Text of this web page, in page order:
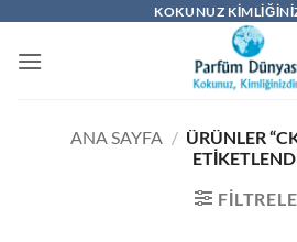
KOKUNUZ
ANA SAYFA / ÜRÜNLER
FILTRELE